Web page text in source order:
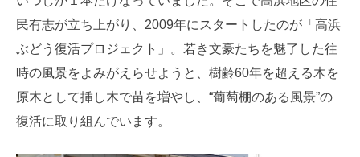
民有志が立ち上がり、2009年にスタートしたのが「高浜
ぶどう復活プロジェクト」。若き文豪たちを魅了した往
時の風景をよみがえらせようと、樹齢60年を超える木を
原木として挿し木で苗を増やし、“葡萄棚のある風景”の
復活に取り組んでいます。